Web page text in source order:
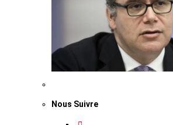
Nous Suivre